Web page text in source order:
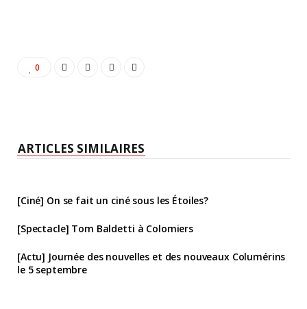
0
ARTICLES SIMILAIRES
[Ciné] On se fait un ciné sous les Étoiles?
[Spectacle] Tom Baldetti à Colomiers
[Actu] Journée des nouvelles et des nouveaux Columérins
le 5 septembre